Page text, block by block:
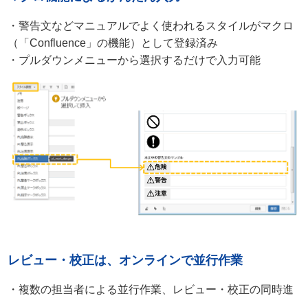
・警告文などマニュアルでよく使われるスタイルがマクロ
（「Confluence」の機能）として登録済み
・プルダウンメニューから選択するだけで入力可能
レビュー・校正は、オンラインで並行作業
・複数の担当者による並行作業、レビュー・校正の同時進